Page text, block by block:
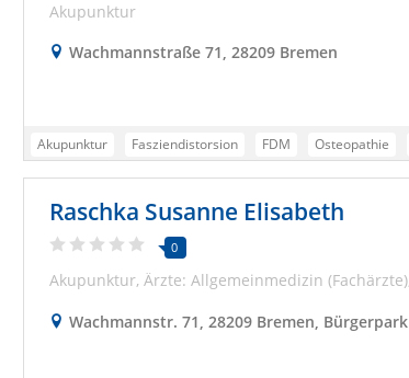
Akupunktur
Wachmannstraße 71, 28209 Bremen
Akupunktur Fasziendistorsion FDM Osteopathie
Raschka Susanne Elisabeth
0
Akupunktur Ärzte: Allgemeinmedizin (Fachärzte)
Wachmannstr. 71, 28209 Bremen, Bürgerpark